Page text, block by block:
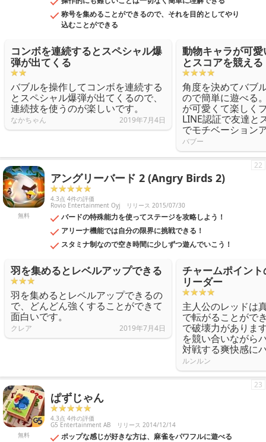
称号を集めることができるので、それを目的としてやり
込むことができる
コンボを連続するとスペシャル爆
弾が出てくる
バブルを操作してコンボを連続する
とスペシャル爆弾が出てくるので、
連続技を使うのが楽しいです。
なかちゃん 2019年7月4日
動物キャラが可
とスコアを競える
角度を決めてバブ
ので簡単に遊べる
が可愛くて楽しく
LINE認証で友達と
でモチベーション
バブー
無料
アングリーバード 2 (Angry Birds 2)
4.3点 4件の評価
Rovio Entertainment Oyj リリース 2015/07/30
バードの特殊能力を使ってステージを攻略しよう！
アリーナ機能では自分の限界に挑戦できる！
スタミナ制なので空き時間に少しずつ遊んでいこう！
22
羽を集めるとレベルアップできる
羽を集めるとレベルアップできるの
で、どんどん強くすることができて
面白いです。
クレア 2019年7月4日
チャームポイン
リーダー
主人公のレッドは
で転がることがで
で破壊力がありま
を競い合いながら
対戦する爽快感に
ルンルン
無料
ぱずじゃん
4.3点 4件の評価
G5 Entertainment AB リリース 2014/12/14
ポップな感じが好きな方は、麻雀をパワフルに遊べる
23